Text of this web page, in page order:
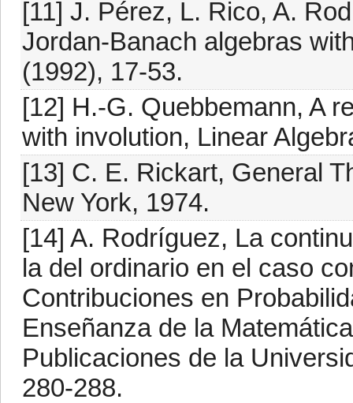
[11] J. Pérez, L. Rico, A.
Jordan-Banach algebras
(1992), 17-53.
[12] H.-G. Quebbemann, A
with involution, Linear
[13] C. E. Rickart, General
New York, 1974.
[14] A. Rodríguez, La
la del ordinario en el caso
Contribuciones en
Enseñanza de la
Publicaciones de la
280-288.